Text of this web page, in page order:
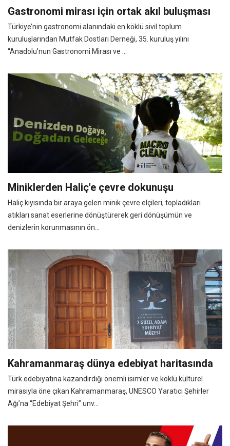
Gastronomi mirası için ortak akıl buluşması
Türkiye’nin gastronomi alanındaki en köklü sivil toplum
kuruluşlarından Mutfak Dostları Derneği, 35. kuruluş yılını
“Anadolu’nun Gastronomi Mirası ve ...
Miniklerden Haliç'e çevre dokunuşu
Haliç kıyısında bir araya gelen minik çevre elçileri, topladıkları
atıkları sanat eserlerine dönüştürerek geri dönüşümün ve
denizlerin korunmasının ön...
Kahramanmaraş dünya edebiyat haritasında
Türk edebiyatına kazandırdığı önemli isimler ve köklü kültürel
mirasıyla öne çıkan Kahramanmaraş, UNESCO Yaratıcı Şehirler
Ağı’na “Edebiyat Şehri” unv...